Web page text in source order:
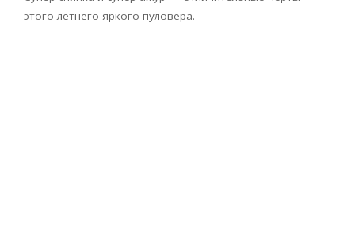
этого летнего яркого пуловера.